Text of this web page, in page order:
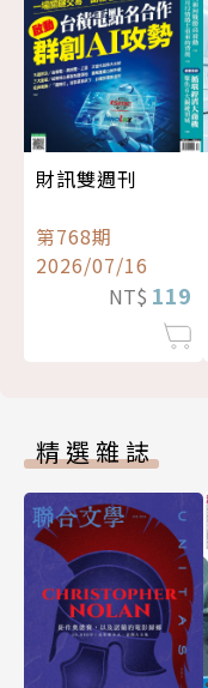
財訊雙週刊
第768期
2026/07/16
NT$ 119
精選雜誌